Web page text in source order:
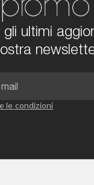
ultimi
le condizioni